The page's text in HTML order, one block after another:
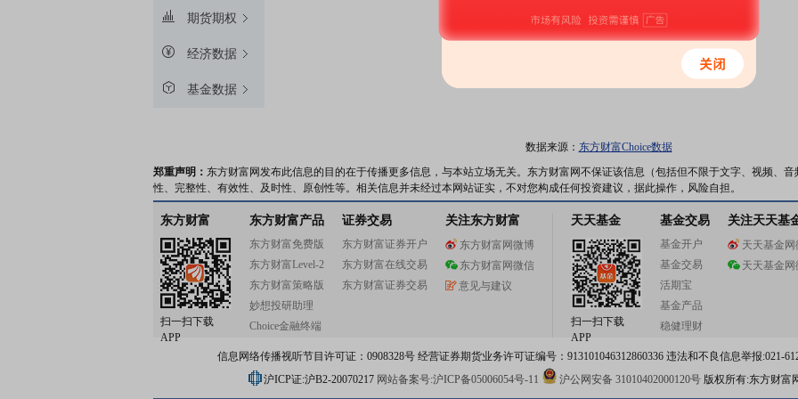
期货期权
经济数据
基金数据
数据来源： 东方财富Choice数据
郑重声明： 东方财富网发布此信息的目的在于传播更多信息，与本站立场无关。东方财富网不保证该信息（包括但不限于文字、视频、
性、完整性、有效性、及时性、原创性等。相关信息并未经过本网站证实，不对您构成任何投资建议，据此操作，风险自担。
东方财富
扫一扫下载
APP
东方财富产品
东方财富免费版
东方财富Level-2
东方财富策略版
妙想投研助理
Choice金融终端
证券交易
东方财富证券开户
东方财富在线交易
东方财富证券交易
关注东方财富
东方财富网微博
东方财富网微信
意见与建议
天天基金
扫一扫下载
APP
基金交易
基金开户
基金交易
活期宝
基金产品
稳健理财
关注天天基
天天基金网
天天基金网
信息网络传播视听节目许可证：0908328号 经营证券期货业务许可证编号：913101046312860336 违法和不良信息举报:021-
沪ICP证:沪B2-20070217 网站备案号:沪ICP备05006054号-11 沪公网安备 31010402000120号版权所有:东方财富